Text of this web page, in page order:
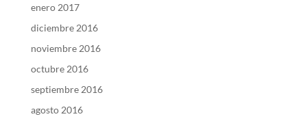
enero 2017
diciembre 2016
noviembre 2016
octubre 2016
septiembre 2016
agosto 2016